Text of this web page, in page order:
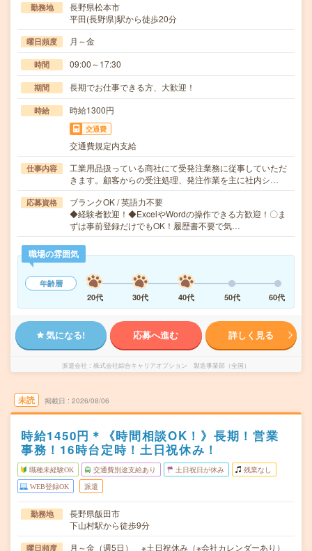
勤務地
長野県松本市
平田(長野県)駅から徒歩20分
曜日頻度 月～金
時間 09:00～17:30
期間 長期でお仕事できる方、大歓迎！
時給 時給1300円
交通費
交通費規定内支給
仕事内容
工業用品扱っている商社にて受発注業務に従事していただ
きます。顧客からの受注処理、発注作業を主に社内シ…
応募資格
ブランクOK / 英語力不要
◆経験者歓迎！◆ExcelやWordの操作できる方歓迎！〇ま
ずは事前登録だけでもOK！履歴書不要で気…
職場の雰囲気
年齢層
20代
30代 40代 50代 60代
気になる! 応募へ進む 詳しく見る
派遣会社 株式会社綜合キャリアオプション 製造事業部（全国）
未読 掲載日 2026/08/06
時給1450円＊《時間相談OK！》長期！営業
事務！16時台定時！土日祝休み！
職種未経験OK 交通費別途支給あり 土日祝日が休み 残業なし
WEB登録OK 派遣
勤務地
長野県飯田市
下山村駅から徒歩9分
曜日頻度 月～金（週5日） ※土日祝休み（※会社カレンダーあり）